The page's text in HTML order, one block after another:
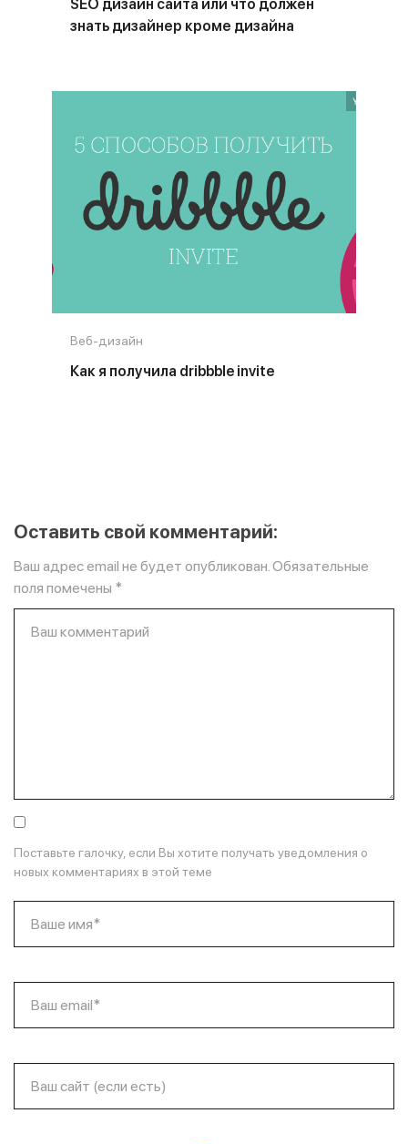
SEO дизайн сайта или что должен
знать дизайнер кроме дизайна
Веб-дизайн
Как я получила dribbble invite
Оставить свой комментарий:
Ваш адрес email не будет опубликован. Обязательные
поля помечены *
Ваш комментарий
Поставьте галочку, если Вы хотите получать уведомления о
новых комментариях в этой теме
Ваше имя*
Ваш email*
Ваш сайт (если есть)